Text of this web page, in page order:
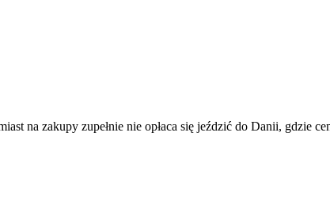
na zakupy zupełnie nie opłaca się jeździć do Danii, gdzie